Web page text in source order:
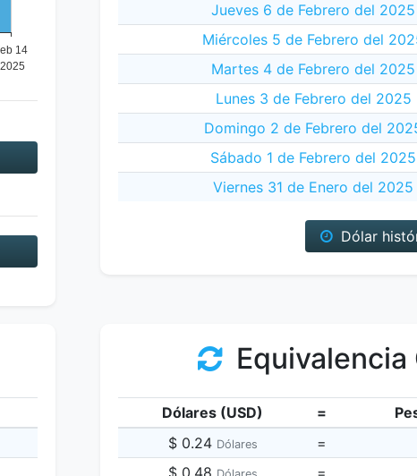
Jueves 6 de Febrero del 2025
Miércoles 5 de Febrero del
Martes 4 de Febrero del 2025
Lunes 3 de Febrero del 2025
Domingo 2 de Febrero del
Sábado 1 de Febrero del 2025
Viernes 31 de Enero del 2025
Dólar
Equivalencia
Dólares (USD) =
$ 0.24 Dólares =
$ 0.48 =